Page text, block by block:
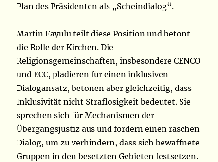
Plan des Präsidenten als „Scheindialog“.
Martin Fayulu teilt diese Position und betont
die Rolle der Kirchen. Die
Religionsgemeinschaften, insbesondere CENCO
und ECC, plädieren für einen inklusiven
Dialogansatz, betonen aber gleichzeitig, dass
Inklusivität nicht Straflosigkeit bedeutet. Sie
sprechen sich für Mechanismen der
Übergangsjustiz aus und fordern einen raschen
Dialog, um zu verhindern, dass sich bewaffnete
Gruppen in den besetzten Gebieten festsetzen.